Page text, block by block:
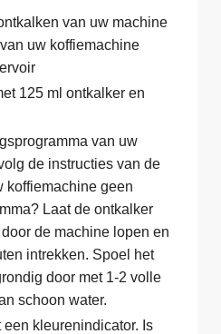
van uw machine
uw koffiemachine
125 ml ontkalker en
van uw
de instructies van de
koffiemachine geen
Laat de ontkalker
de machine lopen en
intrekken. Spoel het
door met 1-2 volle
schoon water.
een kleurenindicator. Is